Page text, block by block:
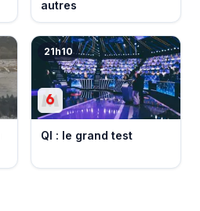
autres
21h10
QI : le grand test